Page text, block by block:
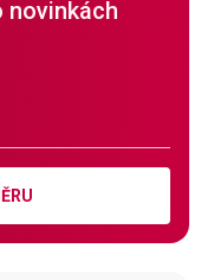
novinkách